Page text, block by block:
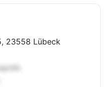
23558 Lübeck